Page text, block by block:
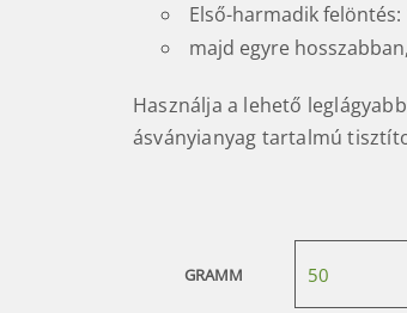
Első-harmadik
majd egyre
Használja a lehető
ásványianyag tartalmú
GRAMM